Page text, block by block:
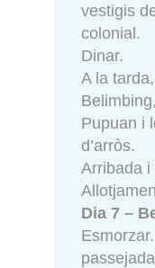
vestigis
colonial.
Dinar.
A la
Pupuan i
d’arròs.
Arribada i
Dia 7 –